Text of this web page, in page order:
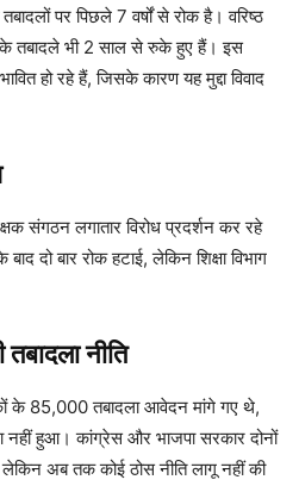
पर पिछले 7 वर्षों से रोक है। वरिष्ठ
के तबादले भी 2 साल से रुके हुए हैं। इस
हो रहे हैं, जिसके कारण यह मुद्दा विवाद
संगठन लगातार विरोध प्रदर्शन कर रहे
दो बार रोक हटाई, लेकिन शिक्षा विभाग
नीति
के 85,000 तबादला आवेदन मांगे गए थे,
हुआ। कांग्रेस और भाजपा सरकार दोनों
लेकिन अब तक कोई ठोस नीति लागू नहीं की